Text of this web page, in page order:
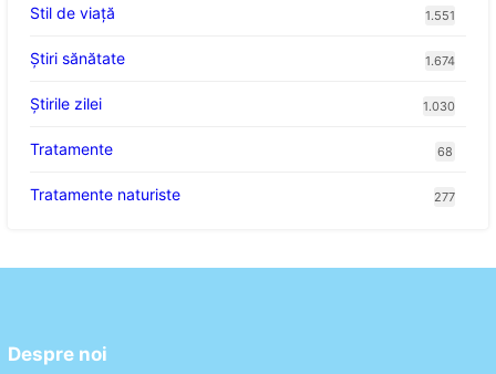
Stil de viaţă 1.551
Ştiri sănătate 1.674
Știrile zilei 1.030
Tratamente 68
Tratamente naturiste 277
Despre noi